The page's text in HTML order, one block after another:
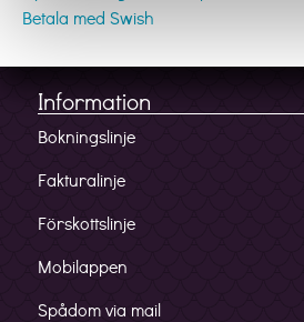
Betala med Swish
Information
Bokningslinje
Fakturalinje
Förskottslinje
Mobilappen
Spådom via mail